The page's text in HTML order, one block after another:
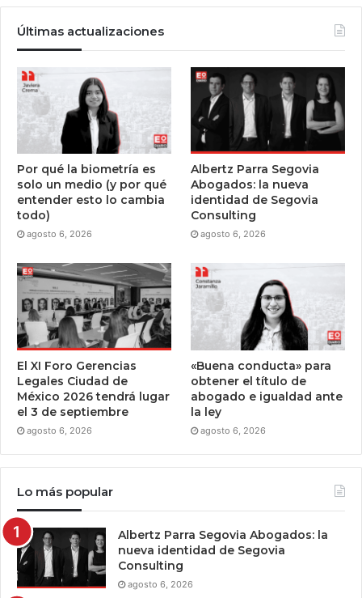
Últimas actualizaciones
Por qué la biometría es
solo un medio (y por qué
entender esto lo cambia
todo)
agosto 6, 2026
Albertz Parra Segovia
Abogados: la nueva
identidad de Segovia
Consulting
agosto 6, 2026
El XI Foro Gerencias
Legales Ciudad de
México 2026 tendrá lugar
el 3 de septiembre
agosto 6, 2026
«Buena conducta» para
obtener el título de
abogado e igualdad ante
la ley
agosto 6, 2026
Lo más popular
Albertz Parra Segovia Abogados: la
nueva identidad de Segovia
Consulting
agosto 6, 2026